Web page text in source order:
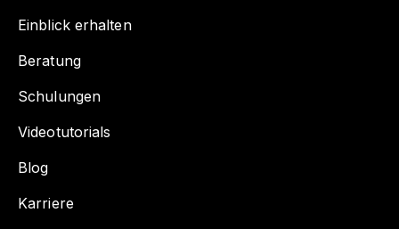
Einblick erhalten
Beratung
Schulungen
Videotutorials
Blog
Karriere